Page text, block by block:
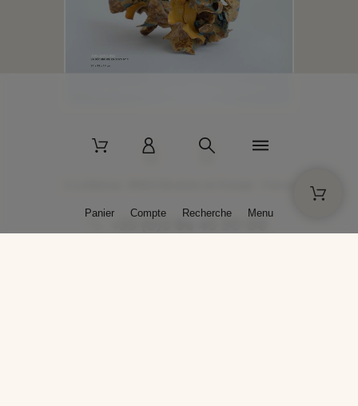
+33 (0)3 86 45 50 00
Panier Compte Recherche Menu